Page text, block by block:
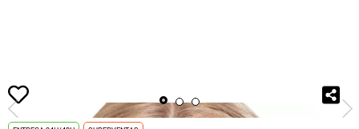
Inicio Joyas Faciales